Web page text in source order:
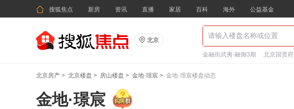
 搜狐焦点 新房 资讯 直播 家居 百科 海外 公益基金
 北京
金融街武夷·融御3期 北京国贤府
北京房产 > 北京楼盘 > 房山楼盘 > 金地·璟宸 > 金地·璟宸楼盘动态
金地·璟宸